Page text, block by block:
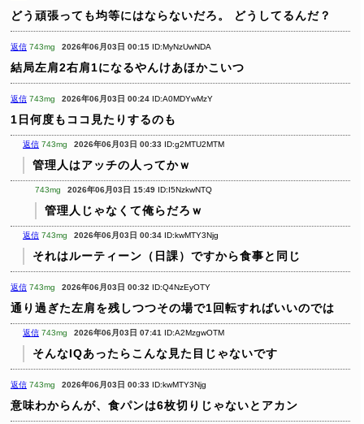
どう頑張っても均等にはならないだろ。 どうしてるんだ？
返信 743mg 2026年06月03日 00:15 ID:MyNzUwNDA
結局左肩2右肩1になるやんけあほかこいつ
返信 743mg 2026年06月03日 00:24 ID:A0MDYwMzY
1日何度もココ見たりするのも
返信 743mg 2026年06月03日 00:33 ID:g2MTU2MTM
管理人はアッチの人ってかｗ
743mg 2026年06月03日 15:49 ID:I5NzkwNTQ
管理人じゃなくて俺らだろｗ
返信 743mg 2026年06月03日 00:34 ID:kwMTY3Njg
それはルーティーン（日課）ですから食事と同じ
返信 743mg 2026年06月03日 00:32 ID:Q4NzEyOTY
通り過ぎた左肩を残しつつその場で1回転すればいいのでは
返信 743mg 2026年06月03日 07:41 ID:A2MzgwOTM
そんなIQあったらこんな見た目じゃないです
返信 743mg 2026年06月03日 00:33 ID:kwMTY3Njg
意味わからんが、食パンは6枚切りじゃないとアカン